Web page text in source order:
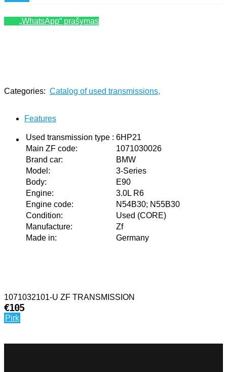
„WhatsApp“ prašymas
Categories: Catalog of used transmissions,
Features
Used transmission type : 6HP21
Main ZF code:
1071030026
Brand car:
BMW
Model :
3-Series
Body:
E90
Engine:
3.0L R6
Engine code:
N54B30; N55B30
Condition:
Used (CORE)
Manufacture:
Zf
Made in: Germany
1071032101-U ZF TRANSMISSION
€105
Pirk